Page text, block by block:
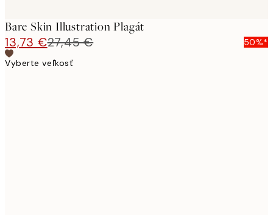
Bare Skin Illustration Plagát
13,73 €27,45 €
50%*
Vyberte veľkosť